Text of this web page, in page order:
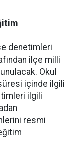
denetimleri
ilçe milli
Okul
içinde ilgili
ilgili
resmi